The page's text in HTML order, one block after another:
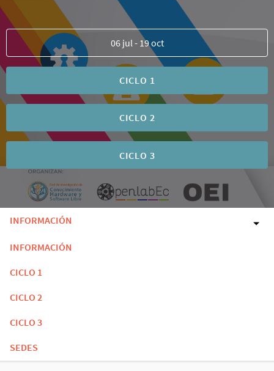
06 jul - 19 oct
CICLO 1
CICLO 2
CICLO 3
INFORMACIÓN
INFORMACIÓN
CICLO 1
CICLO 2
CICLO 3
SEDES